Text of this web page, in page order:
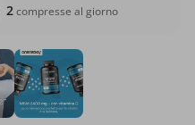
2compresse al giorno